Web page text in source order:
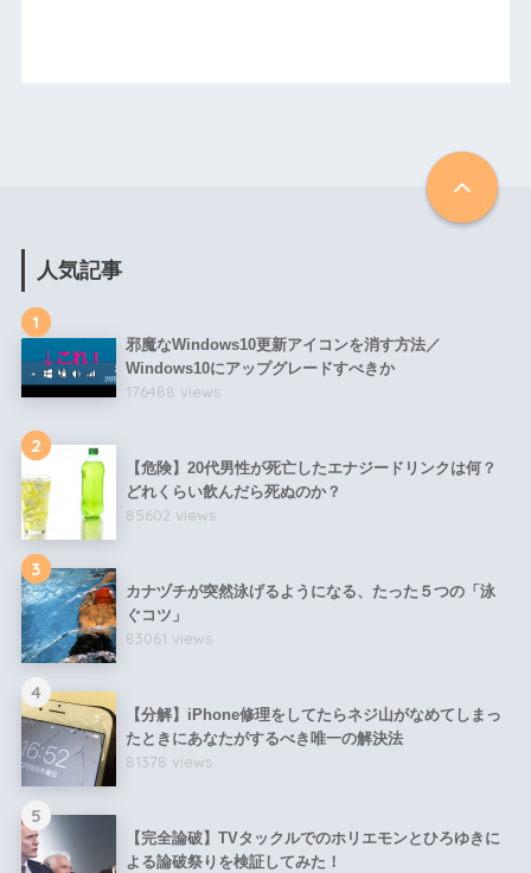
人気記事
1
邪魔なWindows10更新アイコンを消す方法／
Windows10にアップグレードすべきか
176488 views
2
【危険】20代男性が死亡したエナジードリンクは何？
どれくらい飲んだら死ぬのか？
85602 views
3
カナヅチが突然泳げるようになる、たった５つの「泳
ぐコツ」
83061 views
4
【分解】iPhone修理をしてたらネジ山がなめてしまっ
たときにあなたがするべき唯一の解決法
81378 views
5
【完全論破】TVタックルでのホリエモンとひろゆきに
よる論破祭りを検証してみた！